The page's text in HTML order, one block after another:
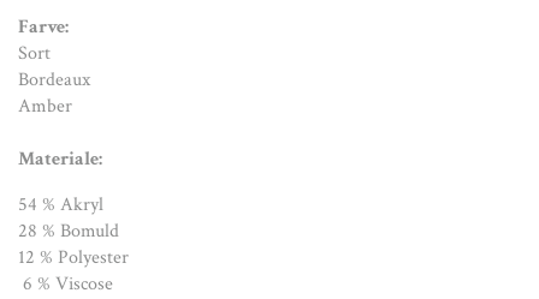
Farve:
Sort
Bordeaux
Amber
Materiale:
54 % Akryl
28 % Bomuld
12 % Polyester
6 % Viscose